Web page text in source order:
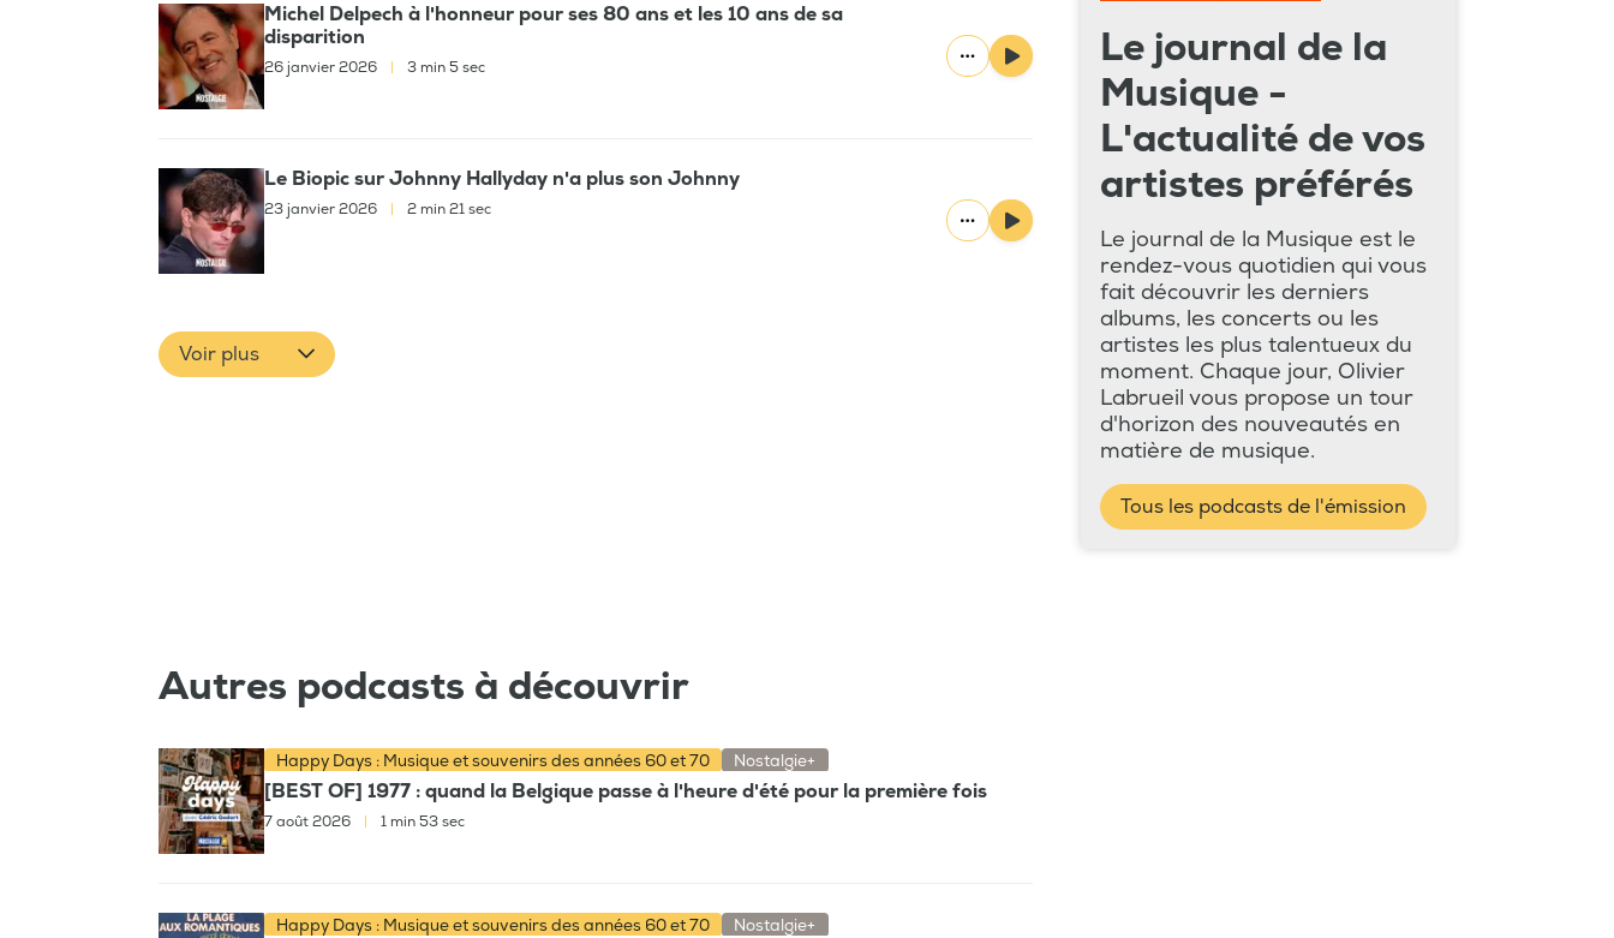
Michel Delpech à l'honneur pour ses 80 ans et les 10 ans de sa
disparition
26 janvier 2026 | 3 min 5 sec
Le Biopic sur Johnny Hallyday n'a plus son Johnny
23 janvier 2026 | 2 min 21 sec
Voir plus
Le journal de la
Musique -
L'actualité de vos
artistes préférés
Le journal de la Musique est le
rendez-vous quotidien qui vous
fait découvrir les derniers
albums, les concerts ou les
artistes les plus talentueux du
moment. Chaque jour, Olivier
Labrueil vous propose un tour
d'horizon des nouveautés en
matière de musique.
Tous les podcasts de l'émission
Autres podcasts à découvrir
Happy Days : Musique et souvenirs des années 60 et 70 Nostalgie+
[BEST OF] 1977 : quand la Belgique passe à l'heure d'été pour la première fois
7 août 2026 1 min 53 sec
Happy Days : Musique et souvenirs des années 60 et 70 Nostalgie+